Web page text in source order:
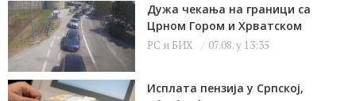
Дужа чекања на граници са
Црном Гором и Хрватском
РС и БИХ 07.08. у 13:35
Исплата пензија у Српској,